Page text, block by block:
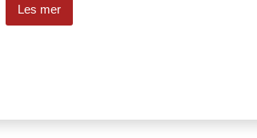
Les merPopklikks
julekalender: